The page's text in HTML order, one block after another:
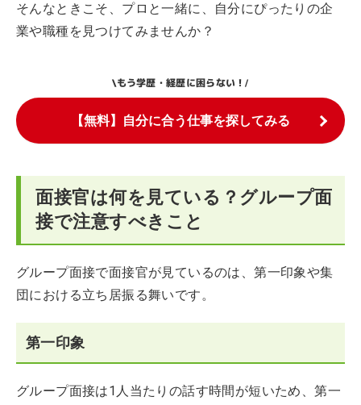
そんなときこそ、プロと一緒に、自分にぴったりの企
業や職種を見つけてみませんか？
\もう学歴・経歴に困らない！/
【無料】自分に合う仕事を探してみる
面接官は何を見ている？グループ面
接で注意すべきこと
グループ面接で面接官が見ているのは、第一印象や集
団における立ち居振る舞いです。
第一印象
グループ面接は1人当たりの話す時間が短いため、第一